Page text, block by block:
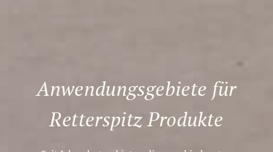
Anwendungs­gebiete für
Retterspitz Produkte